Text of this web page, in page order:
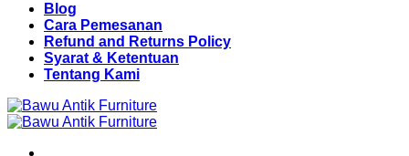
Blog
Cara Pemesanan
Refund and Returns Policy
Syarat & Ketentuan
Tentang Kami